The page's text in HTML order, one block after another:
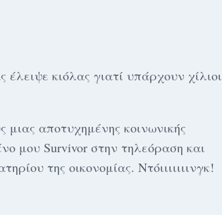
κιόλας γιατί υπάρχουν χίλιοι
αποτυχημένης κοινωνικής
μου Survivor στην τηλεόραση και
της οικονομίας. Ντόιιιιιιινγκ!